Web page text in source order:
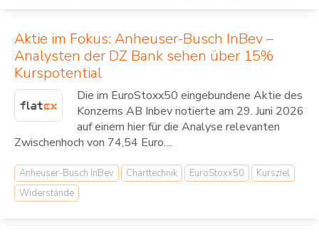
Aktie im Fokus: Anheuser-Busch InBev –
Analysten der DZ Bank sehen über 15%
Kurspotential
Die im EuroStoxx50 eingebundene Aktie des
Konzerns AB Inbev notierte am 29. Juni 2026
auf einem hier für die Analyse relevanten
Zwischenhoch von 74,54 Euro....
Anheuser-Busch InBev Charttechnik EuroStoxx50
Kursziel
Widerstände